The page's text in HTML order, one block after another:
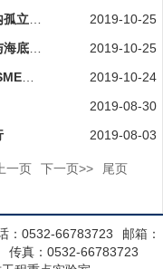
2019-10-25
2019-10-25
2019-10-24
2019-08-30
2019-08-03
一页 下一页>> 尾页
：0532-66783723
邮箱：
传真：0532-66783723